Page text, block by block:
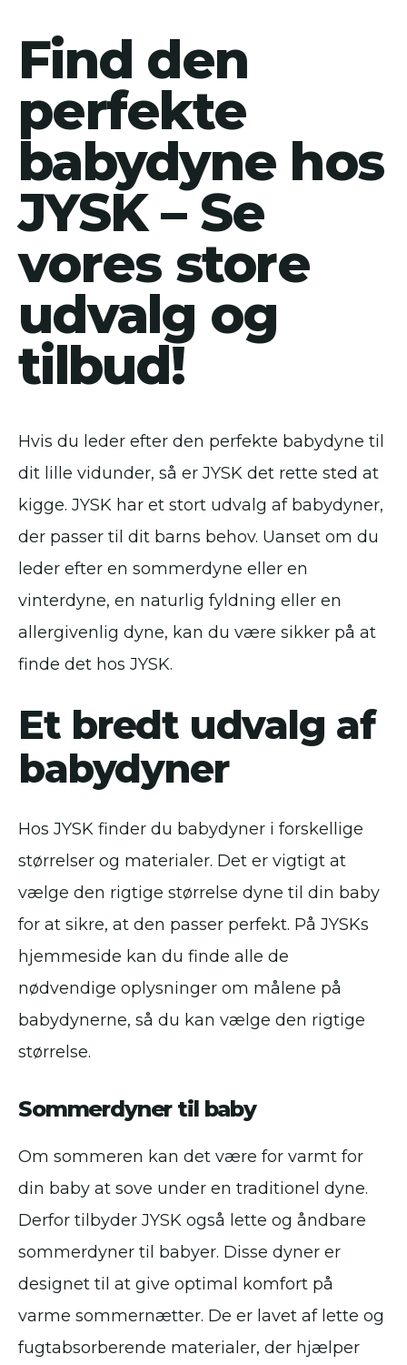
Find den
perfekte
babydyne hos
JYSK – Se
vores store
udvalg og
tilbud!
Hvis du leder efter den perfekte babydyne til
dit lille vidunder, så er JYSK det rette sted at
kigge. JYSK har et stort udvalg af babydyner,
der passer til dit barns behov. Uanset om du
leder efter en sommerdyne eller en
vinterdyne, en naturlig fyldning eller en
allergivenlig dyne, kan du være sikker på at
finde det hos JYSK.
Et bredt udvalg af
babydyner
Hos JYSK finder du babydyner i forskellige
størrelser og materialer. Det er vigtigt at
vælge den rigtige størrelse dyne til din baby
for at sikre, at den passer perfekt. På JYSKs
hjemmeside kan du finde alle de
nødvendige oplysninger om målene på
babydynerne, så du kan vælge den rigtige
størrelse.
Sommerdyner til baby
Om sommeren kan det være for varmt for
din baby at sove under en traditionel dyne.
Derfor tilbyder JYSK også lette og åndbare
sommerdyner til babyer. Disse dyner er
designet til at give optimal komfort på
varme sommernætter. De er lavet af lette og
fugtabsorberende materialer, der hjælper